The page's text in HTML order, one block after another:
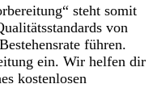
steht somit
von
führen.
ein. Wir helfen dir
kostenlosen